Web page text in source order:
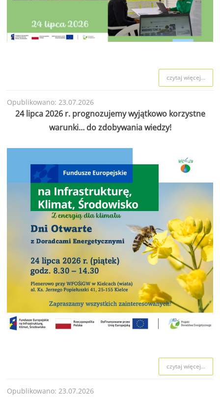
czytaj więcej...
Opublikowano: 23.07.2026
24 lipca 2026 r. prognozujemy wyjątkowo korzystne
warunki… do zdobywania wiedzy!
czytaj więcej...
Opublikowano: 23.07.2026